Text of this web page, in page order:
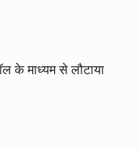
के माध्यम से लौटाया